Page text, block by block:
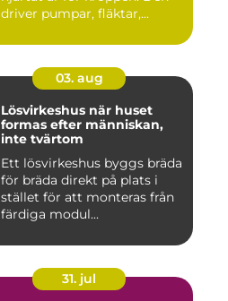
driver pumpar, fläktar,...
03. aug
Lösvirkeshus när huset
formas efter människan,
inte tvärtom
Ett lösvirkeshus byggs bräda
för bräda direkt på plats i
stället för att monteras från
färdiga modul...
31. jul